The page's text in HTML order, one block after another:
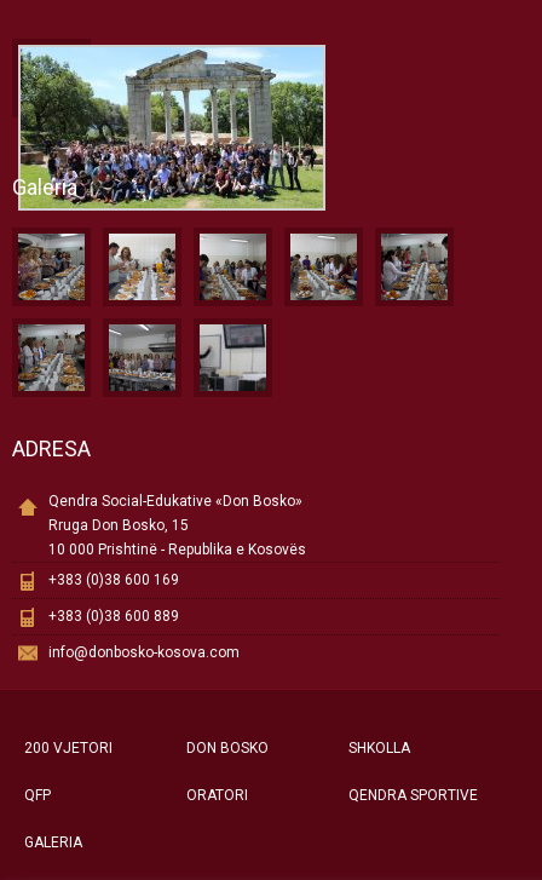
Galeria
ADRESA
Qendra Social-Edukative «Don Bosko»
Rruga Don Bosko, 15
10 000 Prishtinë - Republika e Kosovës
+383 (0)38 600 169
+383 (0)38 600 889
info@donbosko-kosova.com
200 VJETORI DON BOSKO SHKOLLA
QFP ORATORI QENDRA SPORTIVE
GALERIA